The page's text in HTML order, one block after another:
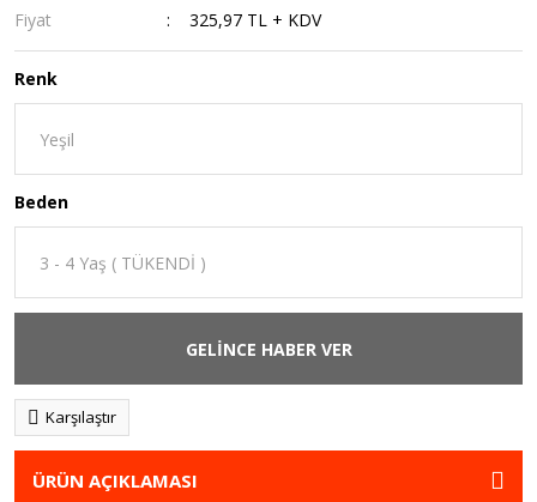
Fiyat
325,97 TL + KDV
Renk
Beden
GELİNCE HABER VER
Karşılaştır
ÜRÜN AÇIKLAMASI